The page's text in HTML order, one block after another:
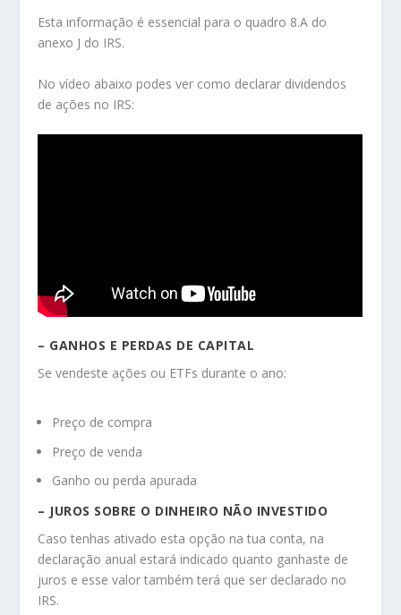
Esta informação é essencial para o quadro 8.A do
anexo J do IRS.
No vídeo abaixo podes ver como declarar dividendos
de ações no IRS:
– GANHOS E PERDAS DE CAPITAL
Se vendeste ações ou ETFs durante o ano:
Preço de compra
Preço de venda
Ganho ou perda apurada
– JUROS SOBRE O DINHEIRO NÃO INVESTIDO
Caso tenhas ativado esta opção na tua conta, na
declaração anual estará indicado quanto ganhaste de
juros e esse valor também terá que ser declarado no
IRS.